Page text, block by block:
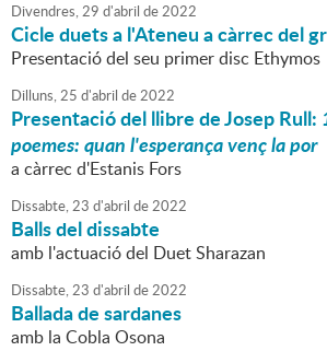
Divendres,29 d'abril de2022
Cicle duets a l'Ateneu a càrrec del
Presentació del seu primer disc Ethymos
Dilluns,25 d'abril de2022
Presentació del llibre de Josep Rull:
poemes: quan l'esperança venç la por
a càrrec d'Estanis Fors
Dissabte,23 d'abril de2022
Balls del dissabte
amb l'actuació del Duet Sharazan
Dissabte,23 d'abril de2022
Ballada de sardanes
amb la Cobla Osona